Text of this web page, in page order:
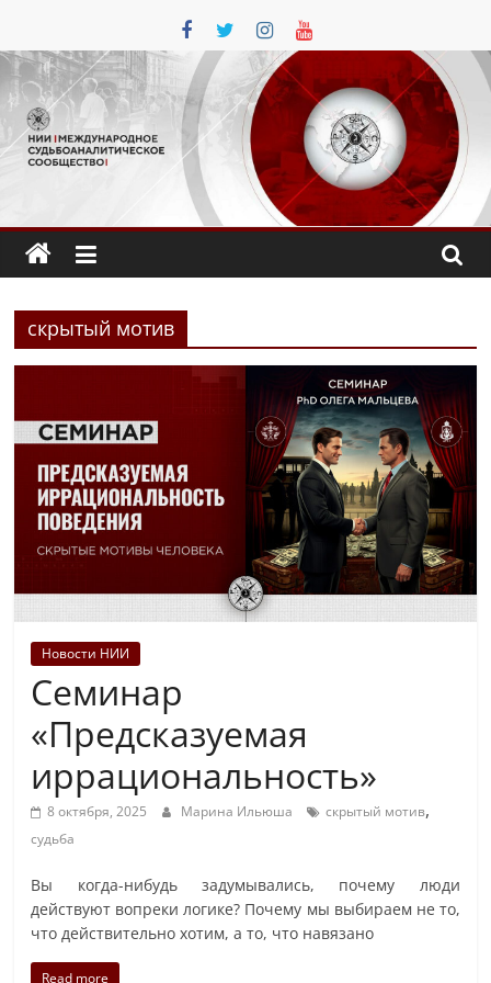
содержимому
скрытый мотив
Новости НИИ
Семинар
«Предсказуемая
иррациональность»
8 октября, 2025 Марина Ильюша скрытый мотив,
судьба
Вы когда-нибудь задумывались, почему люди
действуют вопреки логике? Почему мы выбираем не то,
что действительно хотим, а то, что навязано
Read more